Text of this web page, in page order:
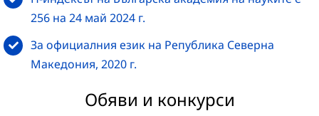
256 на 24 май 2024 г.
За официалния език на Република Северна
Македония, 2020 г.
Обяви и конкурси